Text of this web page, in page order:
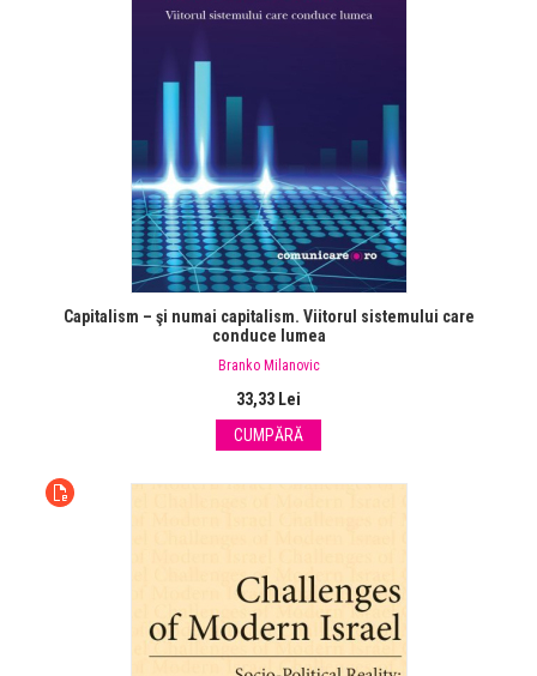
Capitalism – şi numai capitalism. Viitorul sistemului care
conduce lumea
Branko Milanovic
33,33 Lei
CUMPĂRĂ